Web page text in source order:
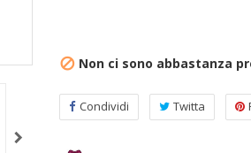
 Non ci sono abbastanza
Condividi Twitta